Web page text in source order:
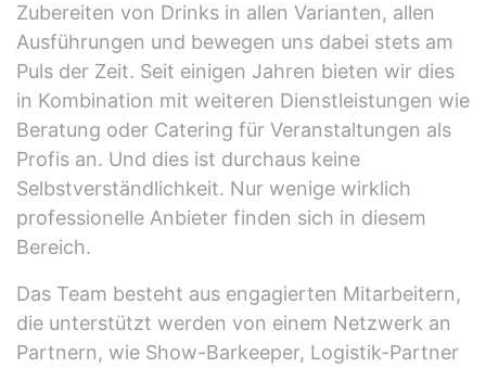
Zubereiten von Drinks in allen Varianten, allen
Ausführungen und bewegen uns dabei stets am
Puls der Zeit. Seit einigen Jahren bieten wir dies
in Kombination mit weiteren Dienstleistungen wie
Beratung oder Catering für Veranstaltungen als
Profis an. Und dies ist durchaus keine
Selbstverständlichkeit. Nur wenige wirklich
professionelle Anbieter finden sich in diesem
Bereich.
Das Team besteht aus engagierten Mitarbeitern,
die unterstützt werden von einem Netzwerk an
Partnern, wie Show-Barkeeper, Logistik-Partner